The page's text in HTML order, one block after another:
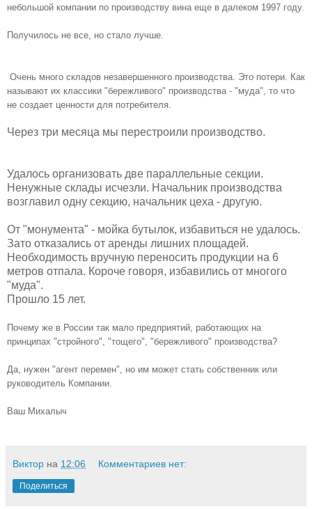
небольшой компании по производству вина еще в далеком 1997 году.
Получилось не все, но стало лучше.
Очень много складов незавершенного производства. Это потери. Как
называют их классики "бережливого" производства - "муда", то что
не создает ценности для потребителя.
Через три месяца мы перестроили производство.
Удалось организовать две параллельные секции.
Ненужные склады исчезли. Начальник производства
возглавил одну секцию, начальник цеха - другую.
От "монумента" - мойка бутылок, избавиться не удалось.
Зато отказались от аренды лишних площадей.
Необходимость вручную переносить продукции на 6
метров отпала. Короче говоря, избавились от многого
"муда".
Прошло 15 лет.
Почему же в России так мало предприятий, работающих на
принципах "стройного", "тощего", "бережливого" производства?
Да, нужен "агент перемен", но им может стать собственник или
руководитель Компании.
Ваш Михалыч
Виктор на 12:06 Комментариев нет:
Поделиться